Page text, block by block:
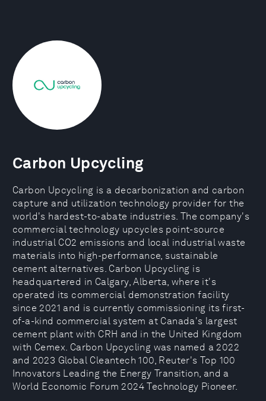
Carbon Upcycling
Carbon Upcycling is a decarbonization and carbon
capture and utilization technology provider for the
world's hardest-to-abate industries. The company's
commercial technology upcycles point-source
industrial CO2 emissions and local industrial waste
materials into high-performance, sustainable
cement alternatives. Carbon Upcycling is
headquartered in Calgary, Alberta, where it's
operated its commercial demonstration facility
since 2021 and is currently commissioning its first-
of-a-kind commercial system at Canada's largest
cement plant with CRH and in the United Kingdom
with Cemex. Carbon Upcycling was named a 2022
and 2023 Global Cleantech 100, Reuter's Top 100
Innovators Leading the Energy Transition, and a
World Economic Forum 2024 Technology Pioneer.